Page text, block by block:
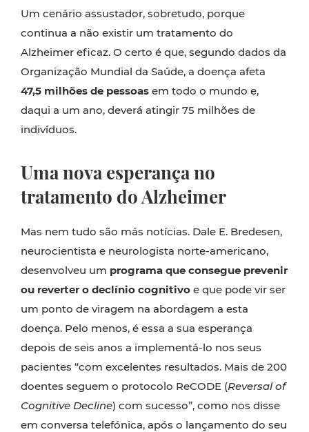
Um cenário assustador, sobretudo, porque
continua a não existir um tratamento do
Alzheimer eficaz. O certo é que, segundo dados da
Organização Mundial da Saúde, a doença afeta
47,5 milhões de pessoas em todo o mundo e,
daqui a um ano, deverá atingir 75 milhões de
indivíduos.
Uma nova esperança no
tratamento do Alzheimer
Mas nem tudo são más notícias. Dale E. Bredesen,
neurocientista e neurologista norte-americano,
desenvolveu um programa que consegue prevenir
ou reverter o declínio cognitivo e que pode vir ser
um ponto de viragem na abordagem a esta
doença. Pelo menos, é essa a sua esperança
depois de seis anos a implementá-lo nos seus
pacientes “com excelentes resultados. Mais de 200
doentes seguem o protocolo ReCODE (Reversal of
Cognitive Decline) com sucesso”, como nos disse
em conversa telefónica, após o lançamento do seu